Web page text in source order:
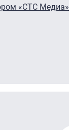
«СТС Медиа»